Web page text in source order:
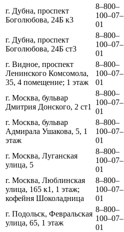
г. Дубна, проспект
Боголюбова, 24Б к3
8‒800‒
100‒07‒
01
г. Дубна, проспект
Боголюбова, 24Б ст3
8‒800‒
100‒07‒
01
г. Видное, проспект
Ленинского Комсомола,
35, 4 помещение; 1 этаж
8‒800‒
100‒07‒
01
г. Москва, бульвар
Дмитрия Донского, 2 ст1
8‒800‒
100‒07‒
01
г. Москва, бульвар
Адмирала Ушакова, 5, 1
этаж
8‒800‒
100‒07‒
01
г. Москва, Луганская
улица, 5
8‒800‒
100‒07‒
01
г. Москва, Люблинская
улица, 165 к1, 1 этаж;
кофейня Шоколадница
8‒800‒
100‒07‒
01
г. Подольск, Февральская
улица, 65, 1 этаж
8‒800‒
100‒07‒
01